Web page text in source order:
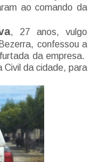
ao comando da
, 27 anos, vulgo
confessou a
da empresa.
Civil da cidade, para